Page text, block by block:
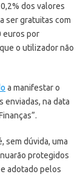
dos valores
ser gratuitas com
euros por
o utilizador não
a manifestar o
enviadas, na data
sem dúvida, uma
protegidos
adotado pelos